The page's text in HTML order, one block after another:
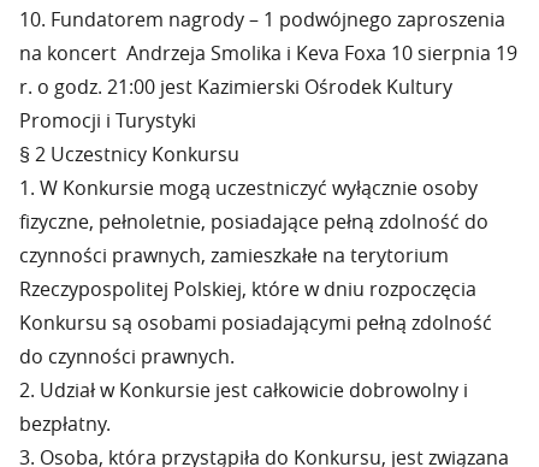
10. Fundatorem nagrody – 1 podwójnego zaproszenia
na koncert Andrzeja Smolika i Keva Foxa 10 sierpnia 19
r. o godz. 21:00 jest Kazimierski Ośrodek Kultury
Promocji i Turystyki
§ 2 Uczestnicy Konkursu
1. W Konkursie mogą uczestniczyć wyłącznie osoby
fizyczne, pełnoletnie, posiadające pełną zdolność do
czynności prawnych, zamieszkałe na terytorium
Rzeczypospolitej Polskiej, które w dniu rozpoczęcia
Konkursu są osobami posiadającymi pełną zdolność
do czynności prawnych.
2. Udział w Konkursie jest całkowicie dobrowolny i
bezpłatny.
3. Osoba, która przystąpiła do Konkursu, jest związana